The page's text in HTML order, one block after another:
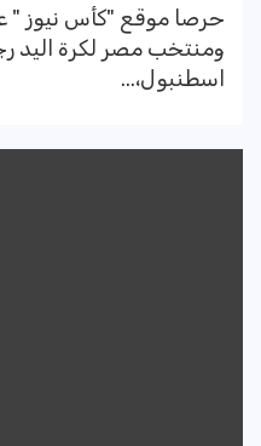
حرصا موقع "كأس نيوز "
ومنتخب مصر لكرة اليد
اسطنبول،...